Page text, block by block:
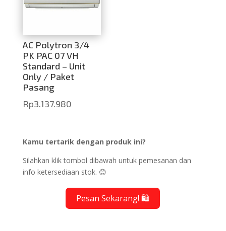
AC Polytron 3/4
PK PAC 07 VH
Standard – Unit
Only / Paket
Pasang
Rp3.137.980
Kamu tertarik dengan produk ini?
Silahkan klik tombol dibawah untuk pemesanan dan
info ketersediaan stok. 😊
Pesan Sekarang! 🛍️